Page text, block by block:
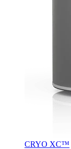
CRYO XC™